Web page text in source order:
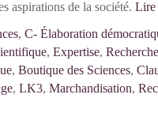
aspirations de la société. Lire
, C- Élaboration
, Expertise,
, Boutique des Sciences,
, LK3, Marchandisation,